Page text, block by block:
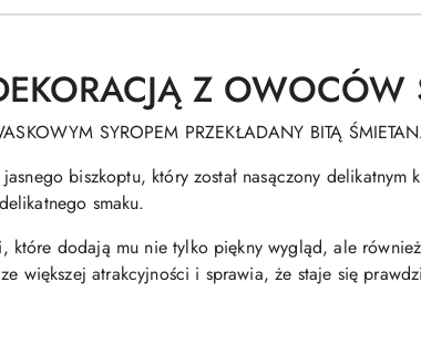
Z
SYROPEM PRZEKŁADANY BITĄ
biszkoptu, który został nasączony delikatnym
smaku.
które dodają mu nie tylko piękny wygląd, ale
większej atrakcyjności i sprawia, że staje się